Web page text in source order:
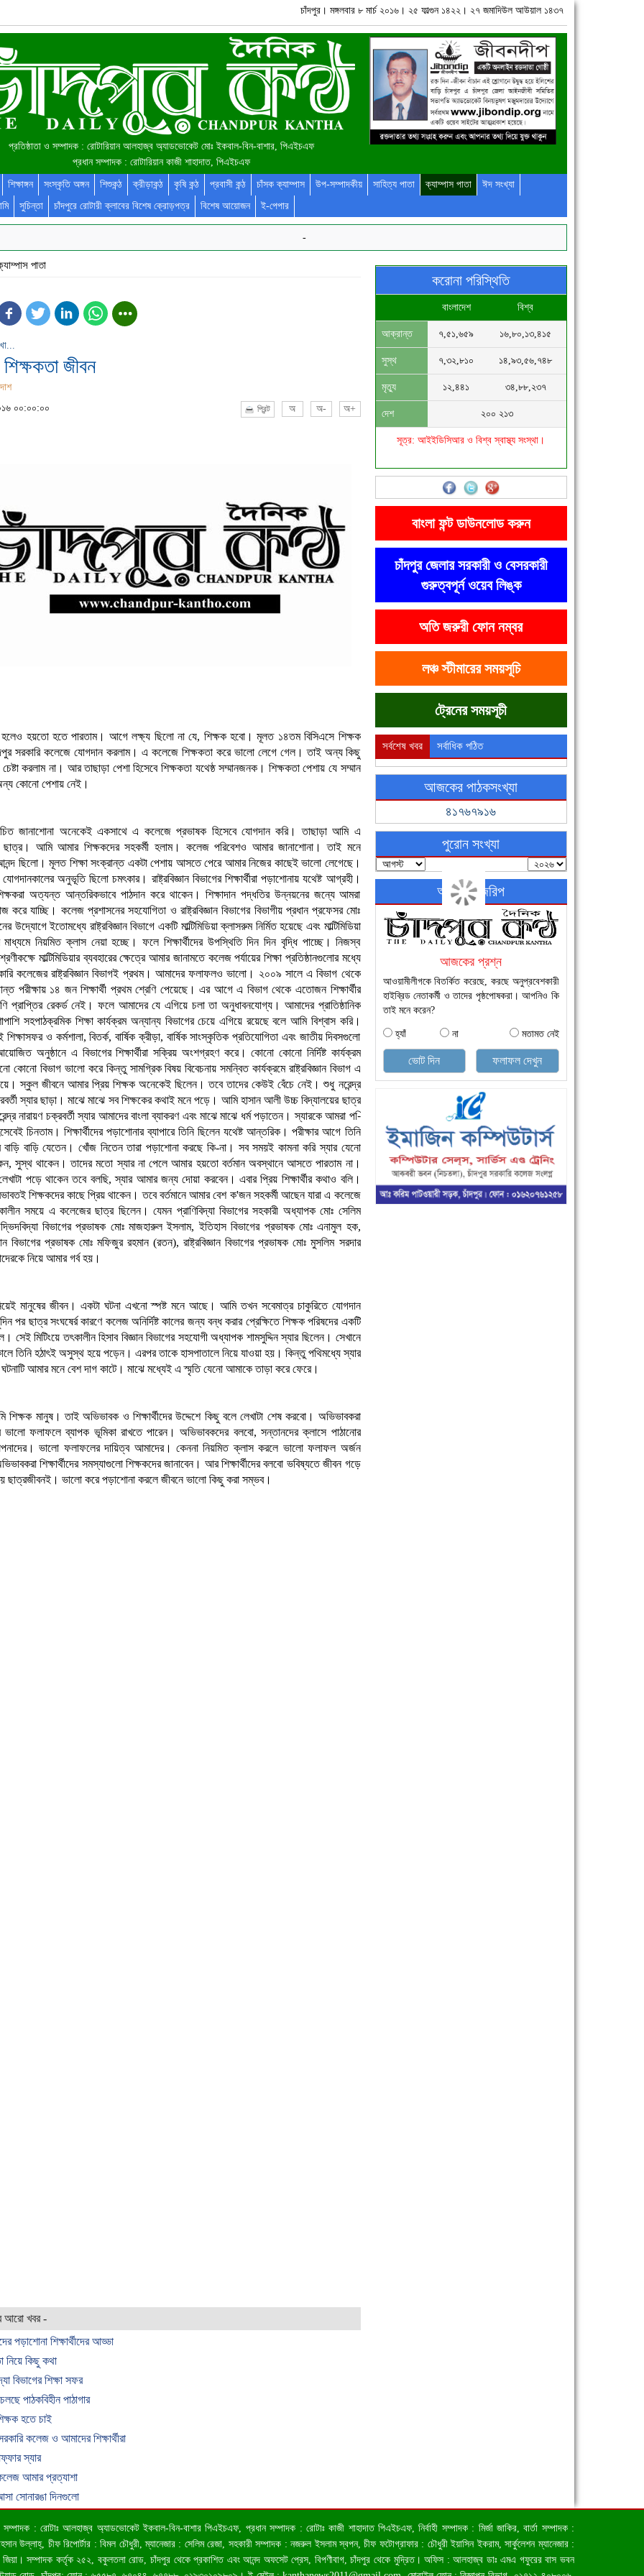
চাঁদপুর। মঙ্গলবার ৮ মার্চ ২০১৬। ২৫ ফাল্গুন ১৪২২। ২৭ জমাদিউল আউয়াল ১৪৩৭
প্রতিষ্ঠাতা ও সম্পাদক : রোটারিয়ান আলহাজ্ব অ্যাডভোকেট মোঃ ইকবাল-বিন-বাশার, পিএইচএফ
প্রধান সম্পাদক : রোটারিয়ান কাজী শাহাদাত, পিএইচএফ
শিক্ষাঙ্গন সংস্কৃতি অঙ্গন শিশুকন্ঠ ক্রীড়াকন্ঠ কৃষি কন্ঠ প্রবাসী কন্ঠ চাঁসক ক্যাম্পাস উপ-সম্পাদকীয় সাহিত্য পাতা ক্যাম্পাস পাতা
ঈদ সংখ্যা
সুচিন্তা চাঁদপুরে রোটারী ক্লাবের বিশেষ ক্রোড়পত্র বিশেষ আয়োজন ই-পেপার
পাতা
জীবন
০০:০০:০০
প্রিন্ট অ অ- অ+
হয়তো হতে পারতাম। আগে লক্ষ্য ছিলো না যে, শিক্ষক হবো। মূলত ১৪তম বিসিএসে শিক্ষক
সরকারি কলেজে যোগদান করলাম। এ কলেজে শিক্ষকতা করে ভালো লেগে গেল। তাই অন্য কিছু
করলাম না। আর তাছাড়া পেশা হিসেবে শিক্ষকতা যথেষ্ঠ সম্মানজনক। শিক্ষকতা পেশায় যে সম্মান
কোনো পেশায় নেই।
জানাশোনা অনেকেই একসাথে এ কলেজে প্রভাষক হিসেবে যোগদান করি। তাছাড়া আমি এ
আমি আমার শিক্ষকদের সহকর্মী হলাম। কলেজ পরিবেশও আমার জানাশোনা। তাই মনে
ছিলো। মূলত শিক্ষা সংক্রান্ত একটা পেশায় আসতে পেরে আমার নিজের কাছেই ভালো লেগেছে।
অনুভূতি ছিলো চমৎকার। রাষ্ট্রবিজ্ঞান বিভাগের শিক্ষার্থীরা পড়াশোনায় যথেষ্ট আগ্রহী।
অত্যন্ত আন্তরিকভাবে পাঠদান করে থাকেন। শিক্ষাদান পদ্ধতির উন্নয়নের জন্যে আমরা
করে যাচ্ছি। কলেজ প্রশাসনের সহযোগিতা ও রাষ্ট্রবিজ্ঞান বিভাগের বিভাগীয় প্রধান প্রফেসর মোঃ
উদ্যোগে ইতোমধ্যে রাষ্ট্রবিজ্ঞান বিভাগে একটি মাল্টিমিডিয়া ক্লাসরুম নির্মিত হয়েছে এবং মাল্টিমিডিয়া
মাধ্যমে নিয়মিত ক্লাস নেয়া হচ্ছে। ফলে শিক্ষার্থীদের উপস্থিতি দিন দিন বৃদ্ধি পাচ্ছে। নিজস্ব
মাল্টিমিডিয়ার ব্যবহারের ক্ষেত্রে আমার জানামতে কলেজ পর্যায়ের শিক্ষা প্রতিষ্ঠানগুলোর মধ্যে
কলেজের রাষ্ট্রবিজ্ঞান বিভাগই প্রথম। আমাদের ফলাফলও ভালো। ২০০৯ সালে এ বিভাগ থেকে
পরীক্ষায় ১৪ জন শিক্ষার্থী প্রথম শ্রেণি পেয়েছে। এর আগে এ বিভাগ থেকে এতোজন শিক্ষার্থীর
প্রাপ্তির রেকর্ড নেই। ফলে আমাদের যে এগিয়ে চলা তা অনুধাবনযোগ্য। আমাদের প্রাতিষ্ঠানিক
সহপাঠক্রমিক শিক্ষা কার্যক্রম অন্যান্য বিভাগের চেয়ে এগিয়ে রয়েছে বলে আমি বিশ্বাস করি।
শিক্ষাসফর ও কর্মশালা, বিতর্ক, বার্ষিক ক্রীড়া, বার্ষিক সাংস্কৃতিক প্রতিযোগিতা এবং জাতীয় দিবসগুলো
অনুষ্ঠানে এ বিভাগের শিক্ষার্থীরা সক্রিয় অংশগ্রহণ করে। কোনো কোনো নির্দিষ্ট কার্যক্রম
কোনো বিভাগ ভালো করে কিন্তু সামগ্রিক বিষয় বিবেচনায় সমন্বিত কার্যক্রমে রাষ্ট্রবিজ্ঞান বিভাগ এ
স্কুল জীবনে আমার প্রিয় শিক্ষক অনেকেই ছিলেন। তবে তাদের কেউই বেঁচে নেই। শুধু নরেন্দ্র
স্যার ছাড়া। মাঝে মাঝে সব শিক্ষকের কথাই মনে পড়ে। আমি হাসান আলী উচ্চ বিদ্যালয়ের ছাত্র
নারায়ণ চক্রবর্তী স্যার আমাদের বাংলা ব্যাকরণ এবং মাঝে মাঝে ধর্ম পড়াতেন। স্যারকে আমরা প-ি
চিনতাম। শিক্ষার্থীদের পড়াশোনার ব্যাপারে তিনি ছিলেন যথেষ্ট আন্তরিক। পরীক্ষার আগে তিনি
বাড়ি বাড়ি যেতেন। খোঁজ নিতেন তারা পড়াশোনা করছে কি-না। সব সময়ই কামনা করি স্যার যেনো
সুস্থ থাকেন। তাদের মতো স্যার না পেলে আমার হয়তো বর্তমান অবস্থানে আসতে পারতাম না।
পড়ে থাকেন তবে বলছি, স্যার আমার জন্য দোয়া করবেন। এবার প্রিয় শিক্ষার্থীর কথাও বলি।
শিক্ষকদের কাছে প্রিয় থাকেন। তবে বর্তমানে আমার বেশ ক'জন সহকর্মী আছেন যারা এ কলেজে
সময়ে এ কলেজের ছাত্র ছিলেন। যেমন প্রাণিবিদ্যা বিভাগের সহকারী অধ্যাপক মোঃ সেলিম
বিভাগের প্রভাষক মোঃ মাজহারুল ইসলাম, ইতিহাস বিভাগের প্রভাষক মোঃ এনামুল হক,
বিভাগের প্রভাষক মোঃ মফিজুর রহমান (রতন), রাষ্ট্রবিজ্ঞান বিভাগের প্রভাষক মোঃ মুসলিম সরদার
নিয়ে আমার গর্ব হয়।
মানুষের জীবন। একটা ঘটনা এখনো স্পষ্ট মনে আছে। আমি তখন সবেমাত্র চাকুরিতে যোগদান
পর ছাত্র সংঘষের্র কারণে কলেজ অনির্দিষ্ট কালের জন্য বন্ধ করার প্রেক্ষিতে শিক্ষক পরিষদের একটি
সেই মিটিংয়ে তৎকালীন হিসাব বিজ্ঞান বিভাগের সহযোগী অধ্যাপক শামসুদ্দিন স্যার ছিলেন। সেখানে
তিনি হঠাৎই অসুস্থ হয়ে পড়েন। এরপর তাকে হাসপাতালে নিয়ে যাওয়া হয়। কিন্তু পথিমধ্যে স্যার
ঘটনাটি আমার মনে বেশ দাগ কাটে। মাঝে মধ্যেই এ স্মৃতি যেনো আমাকে তাড়া করে ফেরে।
শিক্ষক মানুষ। তাই অভিভাবক ও শিক্ষার্থীদের উদ্দেশে কিছু বলে লেখাটা শেষ করবো। অভিভাবকরা
ভালো ফলাফলে ব্যাপক ভূমিকা রাখতে পারেন। অভিভাবকদের বলবো, সন্তানদের ক্লাসে পাঠানোর
ভালো ফলাফলের দায়িত্ব আমাদের। কেননা নিয়মিত ক্লাস করলে ভালো ফলাফল অর্জন
শিক্ষার্থীদের সমস্যাগুলো শিক্ষকদের জানাবেন। আর শিক্ষার্থীদের বলবো ভবিষ্যতে জীবন গড়ে
ছাত্রজীবনই। ভালো করে পড়াশোনা করলে জীবনে ভালো কিছু করা সম্ভব।
আরো খবর -
পড়াশোনা শিক্ষার্থীদের আড্ডা
নিয়ে কিছু কথা
বিভাগের শিক্ষা সফর
পাঠকবিহীন পাঠাগার
হতে চাই
কলেজ ও আমাদের শিক্ষার্থীরা
স্যার
আমার প্রত্যাশা
সোনারঙা দিনগুলো
করোনা পরিস্থিতি
বাংলাদেশ বিশ্ব
আক্রান্ত ৭,৫১,৬৫৯ ১৬,৮০,১৩,৪১৫
সুস্থ ৭,৩২,৮১০ ১৪,৯৩,৫৬,৭৪৮
মৃত্যু ১২,৪৪১ ৩৪,৮৮,২৩৭
দেশ ২০০ ২১৩
সূত্র: আইইডিসিআর ও বিশ্ব স্বাস্থ্য সংস্থা।
বাংলা ফন্ট ডাউনলোড করুন
চাঁদপুর জেলার সরকারী ও বেসরকারী
গুরুত্বপূর্ন ওয়েব লিঙ্ক
অতি জরুরী ফোন নম্বর
লঞ্চ স্টীমারের সময়সূচি
ট্রেনের সময়সূচী
সর্বশেষ খবর সর্বাধিক পঠিত
আজকের পাঠকসংখ্যা
৪১৭৬৭৯১৬
পুরোন সংখ্যা
অনলাইন জরিপ
আজকের প্রশ্ন
আওয়ামীলীগকে বিতর্কিত করেছে, করছে অনুপ্রবেশকারী
হাইব্রিড নেতাকর্মী ও তাদের পৃষ্ঠপোষকরা। আপনিও কি
তাই মনে করেন?
হ্যাঁ না মতামত নেই
ভোট দিন ফলাফল দেখুন
সম্পাদক : রোটাঃ আলহাজ্ব অ্যাডভোকেট ইকবাল-বিন-বাশার পিএইচএফ, প্রধান সম্পাদক : রোটাঃ কাজী শাহাদাত পিএইচএফ, নির্বাহী সম্পাদক : মির্জা জাকির, বার্তা সম্পাদক :
উল্লাহ্, চীফ রিপোর্টার : বিমল চৌধুরী, ম্যানেজার : সেলিম রেজা, সহকারী সম্পাদক : নজরুল ইসলাম স্বপন, চীফ ফটোগ্রাফার : চৌধুরী ইয়াসিন ইকরাম, সার্কুলেশন ম্যানেজার :
জিয়া। সম্পাদক কর্তৃক ২৫২, বকুলতলা রোড, চাঁদপুর থেকে প্রকাশিত এবং আনন্দ অফসেট প্রেস, বিপণীবাগ, চাঁদপুর থেকে মুদ্রিত। অফিস : আলহাজ্ব ডাঃ এমএ গফুরের বাস ভবন